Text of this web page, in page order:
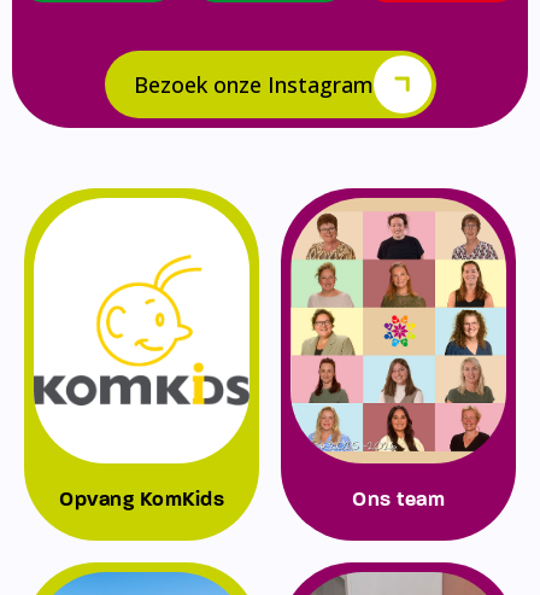
Bezoek onze Instagram
Opvang KomKids Ons team